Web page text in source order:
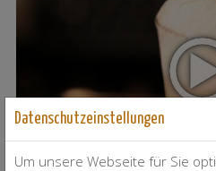
Datenschutzeinstellungen
Um unsere Webseite für Sie